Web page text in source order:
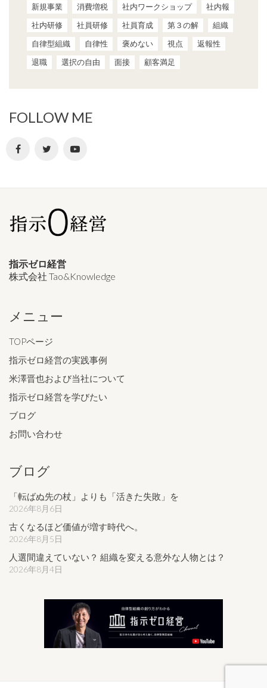
新規事業
消費増税 社内ワークショップ
社内報
社内研修
社員研修 社員育成 第３の解
組織
自律型組織
自律性 褒めない 視点
返報性
退職
選択の自由 面接 顧客満足
FOLLOW ME
指示ゼロ経営
株式会社 Tao&Knowledge
メニュー
TOPページ
指示ゼロ経営の実践事例
米澤晋也および当社について
指示ゼロ経営を学びたい
ブログ
お問い合わせ
ブログ
「転ばぬ先の杖」よりも「活きた失敗」を
2026年8月6日
古くなるほど価値が増す時代へ。
2026年8月5日
人選間違えていない？ 組織を変える意外な人物とは？
2026年8月4日